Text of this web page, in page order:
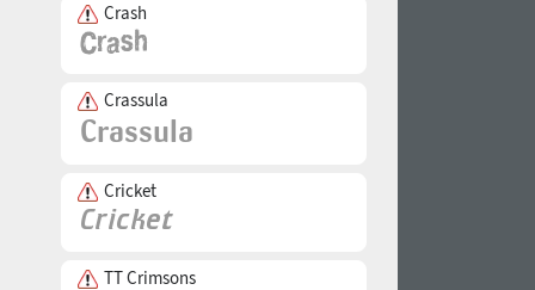
Crash
Crassula
Cricket
TT Crimsons